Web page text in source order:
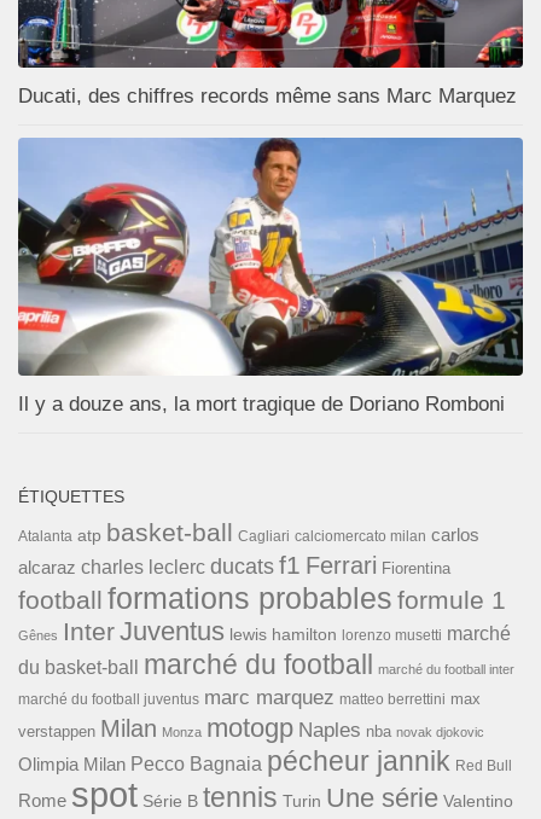
Ducati, des chiffres records même sans Marc Marquez
Il y a douze ans, la mort tragique de Doriano Romboni
ÉTIQUETTES
Atalanta atp basket-ball Cagliari calciomercato milan carlos
alcaraz charles leclerc ducats f1 Ferrari Fiorentina
football formations probables formule 1
Gênes InterJuventus lewis hamilton lorenzo musetti marché
du basket-ball
marché du football marché du football inter
marché du football juventus marc marquez matteo berrettini max
verstappen Milan Monza motogp Naples nba novak djokovic
Olimpia Milan Pecco Bagnaia pécheur jannik Red Bull
Rome spot Série B tennis Turin Une série Valentino